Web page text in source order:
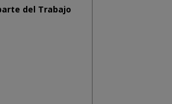
del Trabajo